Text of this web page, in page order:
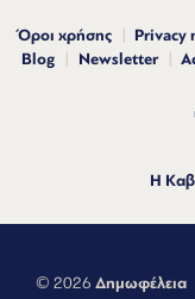
Όροι χρήσης Privacy
Blog
Newsletter
Η
© 2026 Δημωφέλεια